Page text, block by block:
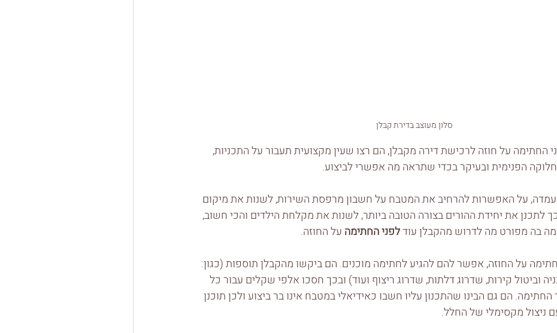
סלון מעוצב בדירת קבלן
החתימה על חוזה לרכישת דירה מקבלן, הם רצו שעין מקצועית תעבור על התכניות,
הפנימית ובעיקר בכדי שתראה מה אפשרי לביצוע.
על האפשרות להרחיב את המטבח על חשבון מרפסת השירות, לשנות את מיקום
לתכנן את יחידת ההורים בצורה הטובה ביותר, לשנות את מקלחת הילדים והכי חשוב,
בה מפורט מה לדרוש מהקבלן עוד לפני החתימה על החוזה.
על החוזה, אפשר להם להגיע לחתימה מוכנים. הם ביקשו מהקבלן תוספות (כגון:
וביטול קירות, שדרוג דלתות, שדרוג ריצוף ועוד) ובכך חסכו אלפי שקלים עבור כל
הם גם הבינו שהתכנון עליו חשבו כאידיאלי במטבח אינו בר ביצוע ולכן תוכנן
ניצול מקסימלי של החלל.